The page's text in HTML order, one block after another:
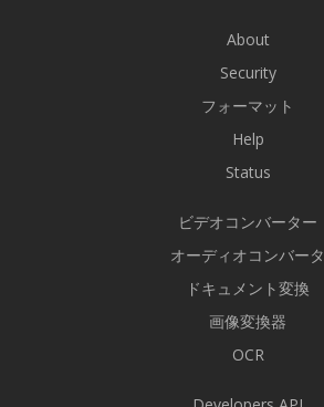
About
Security
フォーマット
Help
Status
ビデオコンバーター
オーディオコンバータ
ドキュメント変換
画像変換器
OCR